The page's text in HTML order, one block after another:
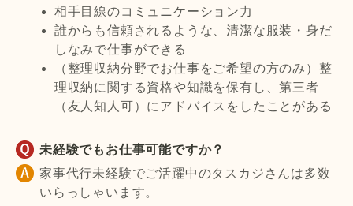
相手目線のコミュニケーション力
誰からも信頼されるような、清潔な服装・身だ
しなみで仕事ができる
（整理収納分野でお仕事をご希望の方のみ）整
理収納に関する資格や知識を保有し、第三者
（友人知人可）にアドバイスをしたことがある
未経験でもお仕事可能ですか？
家事代行未経験でご活躍中のタスカジさんは多数
いらっしゃいます。